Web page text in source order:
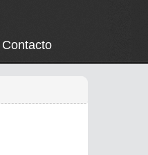
Contacto